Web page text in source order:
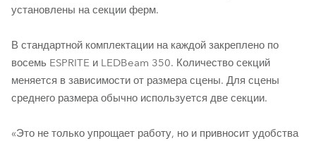
установлены на секции ферм.
В стандартной комплектации на каждой закреплено по
восемь ESPRITE и LEDBeam 350. Количество секций
меняется в зависимости от размера сцены. Для сцены
среднего размера обычно используется две секции.
«Это не только упрощает работу, но и привносит удобства